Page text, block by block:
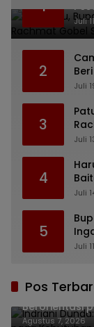
1
Juli
2
Juli
3
Juli
4
Juli
5
Juli
Pos
Indriani
Berorientasi
Agustus 7, 2026